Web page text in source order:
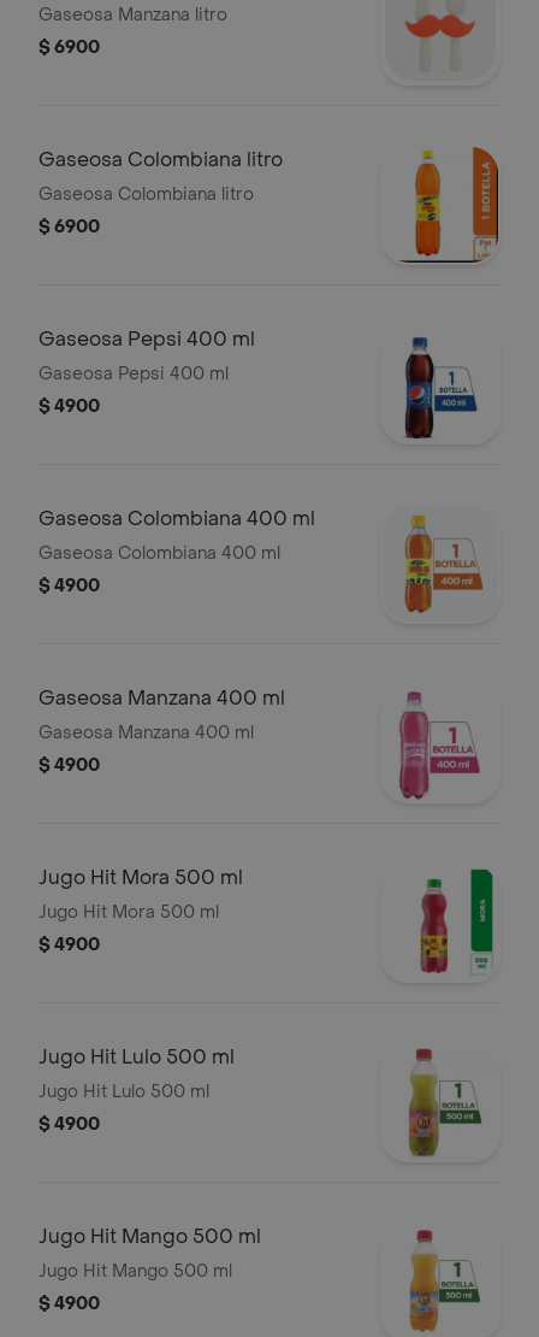
Gaseosa Manzana litro
$ 6900
Gaseosa Colombiana litro
Gaseosa Colombiana litro
$ 6900
Gaseosa Pepsi 400 ml
Gaseosa Pepsi 400 ml
$ 4900
Gaseosa Colombiana 400 ml
Gaseosa Colombiana 400 ml
$ 4900
Gaseosa Manzana 400 ml
Gaseosa Manzana 400 ml
$ 4900
Jugo Hit Mora 500 ml
Jugo Hit Mora 500 ml
$ 4900
Jugo Hit Lulo 500 ml
Jugo Hit Lulo 500 ml
$ 4900
Jugo Hit Mango 500 ml
Jugo Hit Mango 500 ml
$ 4900